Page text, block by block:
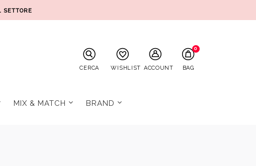
SETTORE
CERCA WISHLIST ACCOUNT BAG
0
MIX & MATCH BRAND